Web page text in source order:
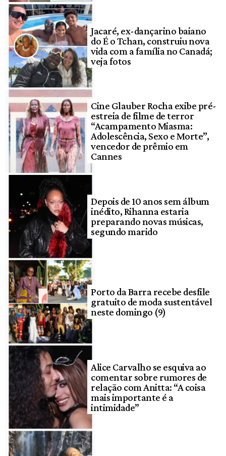
Jacaré, ex-dançarino baiano
do É o Tchan, construiu nova
vida com a família no Canadá;
veja fotos
Cine Glauber Rocha exibe pré-
estreia de filme de terror
“Acampamento Miasma:
Adolescência, Sexo e Morte”,
vencedor de prêmio em
Cannes
Depois de 10 anos sem álbum
inédito, Rihanna estaria
preparando novas músicas,
segundo marido
Porto da Barra recebe desfile
gratuito de moda sustentável
neste domingo (9)
Alice Carvalho se esquiva ao
comentar sobre rumores de
relação com Anitta: “A coisa
mais importante é a
intimidade”